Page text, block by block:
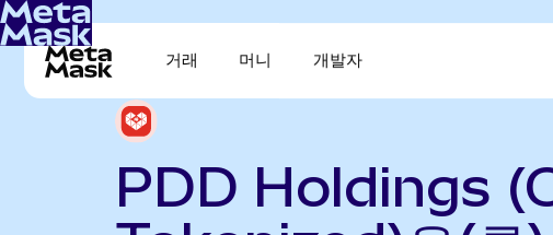
거래 머니 개발자
PDD Holdings